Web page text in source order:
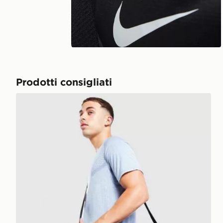
Prodotti consigliati
Nike Borsone Small Brasilia